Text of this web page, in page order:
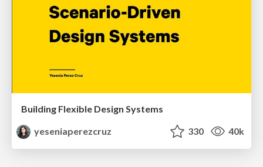
Building Flexible Design Systems
yeseniaperezcruz
330 40k